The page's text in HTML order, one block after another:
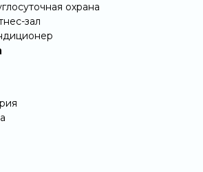
охрана
зал